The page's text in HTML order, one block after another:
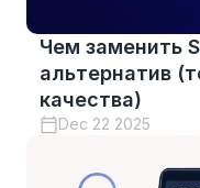
Чем заменить
альтернатив
качества)
Dec 22 2025